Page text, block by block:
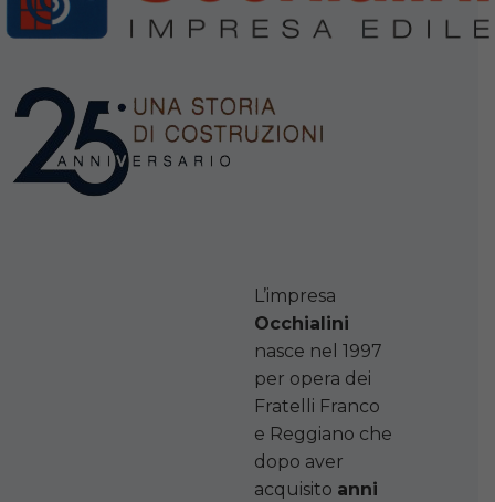
L’impresa
Occhialini
nasce nel 1997
per opera dei
Fratelli Franco
e Reggiano che
dopo aver
acquisito anni